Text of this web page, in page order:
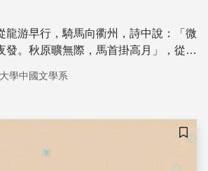
龍游早行，騎馬向衢州，詩中說：「微
發。秋原曠無際，馬首掛高月」，從天
解千年來劉基研究的盲點。古人詩的寫
學中國文學系
儲存